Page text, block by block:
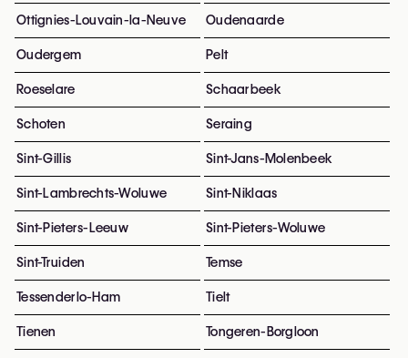
Ottignies-Louvain-la-Neuve Oudenaarde
Oudergem Pelt
Roeselare Schaarbeek
Schoten Seraing
Sint-Gillis Sint-Jans-Molenbeek
Sint-Lambrechts-Woluwe Sint-Niklaas
Sint-Pieters-Leeuw Sint-Pieters-Woluwe
Sint-Truiden Temse
Tessenderlo-Ham Tielt
Tienen Tongeren-Borgloon